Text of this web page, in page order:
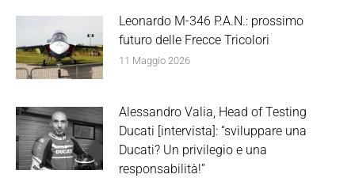
Leonardo M-346 P.A.N.: prossimo
futuro delle Frecce Tricolori
11 Maggio 2026
Alessandro Valia, Head of Testing
Ducati [intervista]: “sviluppare una
Ducati? Un privilegio e una
responsabilità!”